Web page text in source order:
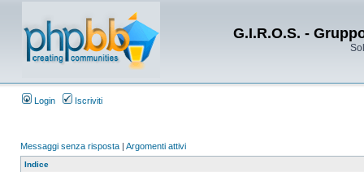
G.I.R.O.S. -
Login Iscriviti
Messaggi senza risposta | Argomenti attivi
Indice